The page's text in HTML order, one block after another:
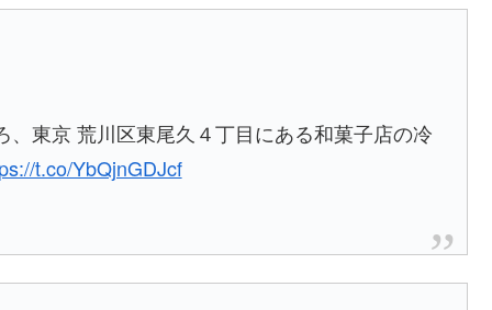
東京 荒川区東尾久４丁目にある和菓子店の冷
t.co/YbQjnGDJcf